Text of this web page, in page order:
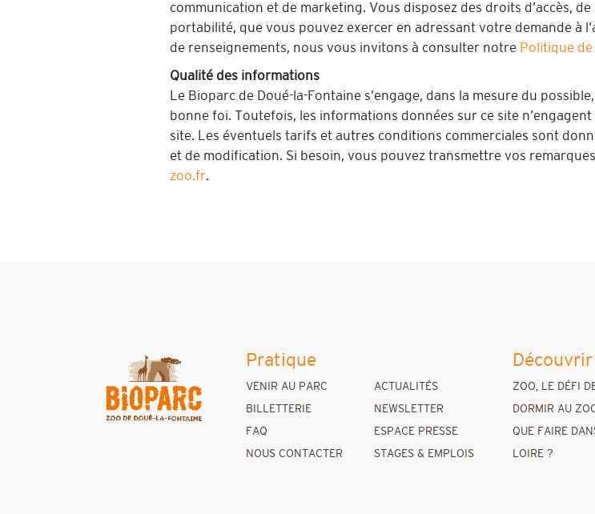
communication et de marketing. Vous disposez des droits d’accès,
portabilité, que vous pouvez exercer en adressant votre demande à
de renseignements, nous vous invitons à consulter notre Politique
Qualité des informations
Le Bioparc de Doué-la-Fontaine s’engage, dans la mesure du
bonne foi. Toutefois, les informations données sur ce site
site. Les éventuels tarifs et autres conditions commerciales sont
et de modification. Si besoin, vous pouvez transmettre vos
zoo.fr.
Pratique
VENIR AU PARC
BILLETTERIE
FAQ
NOUS CONTACTER
ACTUALITÉS
NEWSLETTER
ESPACE PRESSE
STAGES & EMPLOIS
Découvrir
ZOO, LE DÉFI
DORMIR AU
QUE FAIRE
LOIRE ?